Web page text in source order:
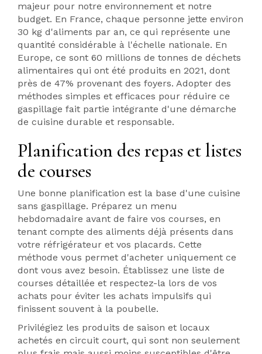
majeur pour notre environnement et notre
budget. En France, chaque personne jette environ
30 kg d'aliments par an, ce qui représente une
quantité considérable à l'échelle nationale. En
Europe, ce sont 60 millions de tonnes de déchets
alimentaires qui ont été produits en 2021, dont
près de 47% provenant des foyers. Adopter des
méthodes simples et efficaces pour réduire ce
gaspillage fait partie intégrante d'une démarche
de cuisine durable et responsable.
Planification des repas et listes
de courses
Une bonne planification est la base d'une cuisine
sans gaspillage. Préparez un menu
hebdomadaire avant de faire vos courses, en
tenant compte des aliments déjà présents dans
votre réfrigérateur et vos placards. Cette
méthode vous permet d'acheter uniquement ce
dont vous avez besoin. Établissez une liste de
courses détaillée et respectez-la lors de vos
achats pour éviter les achats impulsifs qui
finissent souvent à la poubelle.
Privilégiez les produits de saison et locaux
achetés en circuit court, qui sont non seulement